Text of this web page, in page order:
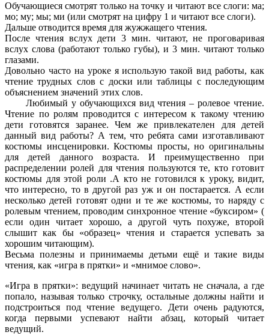
Обучающиеся смотрят только на точку и читают все слоги: ма;
мо; му; мы; ми (или смотрят на цифру 1 и читают все слоги).
Дальше отводится время для жужжащего чтения.
После чтения вслух дети 3 мин. читают, не проговаривая
вслух слова (работают только губы), и 3 мин. читают только
глазами.
Довольно часто на уроке я использую такой вид работы, как
чтение трудных слов с доски или таблицы с последующим
объяснением значений этих слов.
Любимый у обучающихся вид чтения – ролевое чтение.
Чтение по ролям проводится с интересом к такому чтению
дети готовятся заранее. Чем же привлекателен для детей
данный вид работы? А тем, что ребята сами изготавливают
костюмы инсценировки. Костюмы просты, но оригинальны
для детей данного возраста. И преимущественно при
распределении ролей для чтения пользуются те, кто готовит
костюмы для этой роли .А кто не готовился к уроку, видит,
что интересно, то в другой раз уж и он постарается. А если
несколько детей готовят одни и те же костюмы, то наряду с
ролевым чтением, проводим синхронное чтение «буксиром» (
если один читает хорошо, а другой чуть похуже, второй
слышит как бы «образец» чтения и старается успевать за
хорошим читающим).
Весьма полезны и принимаемы детьми ещё и такие виды
чтения, как «игра в прятки» и «мнимое слово».
«Игра в прятки»: ведущий начинает читать не сначала, а где
попало, называя только строчку, остальные должны найти и
подстроиться под чтение ведущего. Дети очень радуются,
когда первыми успевают найти абзац, который читает
ведущий.